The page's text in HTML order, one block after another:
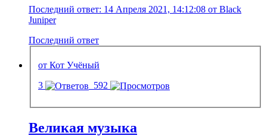
Последний ответ: 14 Апреля 2021, 14:12:08 от Black
Juniper
Последний ответ
от Кот Учёный
3
592
Великая музыка